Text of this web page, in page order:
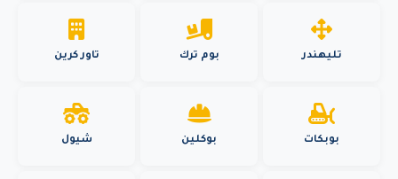
تليهندر بوم ترك تاور كرين
بوبكات بوكلين شيول